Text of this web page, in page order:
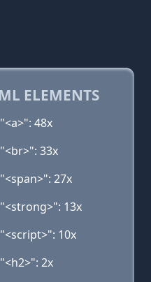
ELEMENTS
"<a>": 48x
"<br>": 33x
"<span>": 27x
"<strong>": 13x
"<script>": 10x
"<h2>": 2x